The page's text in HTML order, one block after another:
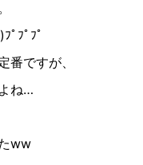
ﾟﾌﾟﾌﾟ
番ですが、
ね…
ww